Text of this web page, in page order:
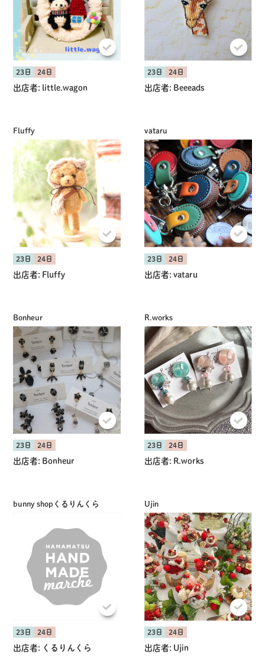
23日 24日
出店者: little.wagon
23日 24日
出店者: Beeeads
Fluffy
23日 24日
出店者: Fluffy
vataru
23日 24日
出店者: vataru
Bonheur
23日 24日
出店者: Bonheur
R.works
23日 24日
出店者: R.works
bunny shopくるりんくら
23日 24日
出店者: くるりんくら
Ujin
23日 24日
出店者: Ujin